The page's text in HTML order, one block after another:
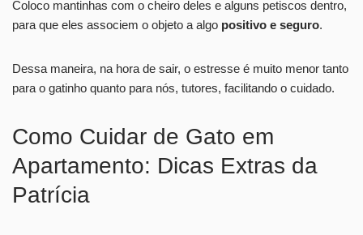
Coloco mantinhas com o cheiro deles e alguns petiscos dentro,
para que eles associem o objeto a algo positivo e seguro.
Dessa maneira, na hora de sair, o estresse é muito menor tanto
para o gatinho quanto para nós, tutores, facilitando o cuidado.
Como Cuidar de Gato em
Apartamento: Dicas Extras da
Patrícia